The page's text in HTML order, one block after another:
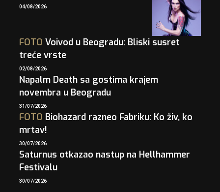
04/08/2026
FOTO Voivod u Beogradu: Bliski susret
treće vrste
02/08/2026
Napalm Death sa gostima krajem
novembra u Beogradu
31/07/2026
FOTO Biohazard razneo Fabriku: Ko živ, ko
mrtav!
30/07/2026
Saturnus otkazao nastup na Hellhammer
Festivalu
30/07/2026